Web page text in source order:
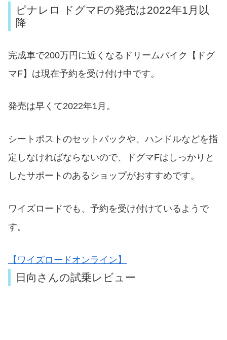
ピナレロ ドグマFの発売は2022年1月以
降
完成車で200万円に近くなるドリームバイク【ドグ
マF】は現在予約を受け付け中です。
発売は早くて2022年1月。
シートポストのセットバックや、ハンドルなどを指
定しなければならないので、ドグマFはしっかりと
したサポートのあるショップがおすすめです。
ワイズロードでも、予約を受け付けているようで
す。
【ワイズロードオンライン】
日向さんの試乗レビュー